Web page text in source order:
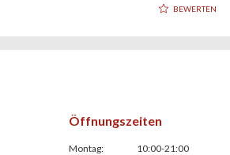
BEWERTEN
Öffnungszeiten
Montag:
10:00-21:00